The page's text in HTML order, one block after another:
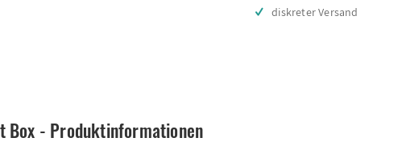
diskreter Versand
Box - Produktinformationen